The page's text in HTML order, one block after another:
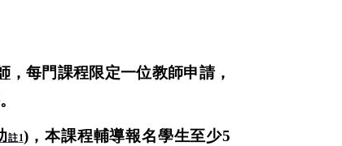
，每門課程限定一位教師申請，
。
註1)，本課程輔導報名學生至少5